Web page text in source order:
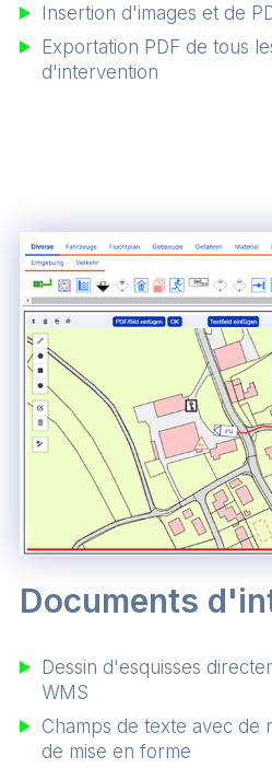
Insertion d'images et de
Exportation PDF de tous
d'intervention
Documents
Dessin d'esquisses
WMS
Champs de texte avec de
de mise en forme